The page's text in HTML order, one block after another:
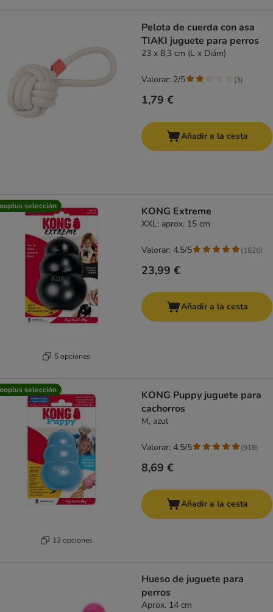
Pelota de cuerda con asa
TIAKI juguete para perros
23 x 8,3 cm (L x Diám)
1,79 €
Valorar: 2/5 (3)
Añadir a la cesta
selección
5 opciones
KONG Extreme
XXL: aprox. 15 cm
23,99 €
Valorar: 4.5/5 (1626)
Añadir a la cesta
selección
12 opciones
KONG Puppy juguete para
cachorros
M, azul
8,69 €
Valorar: 4.5/5 (918)
Añadir a la cesta
Hueso de juguete para
perros
Aprox. 14 cm